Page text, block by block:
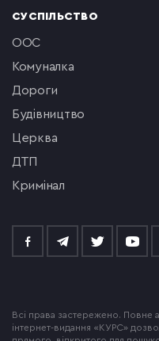
СУСПІЛЬСТВО
ООС
комуналка
Дороги
будівництво
церква
ДТП
кримінал
Всі права застережено. Повне
інтернет-видання «КУРС»